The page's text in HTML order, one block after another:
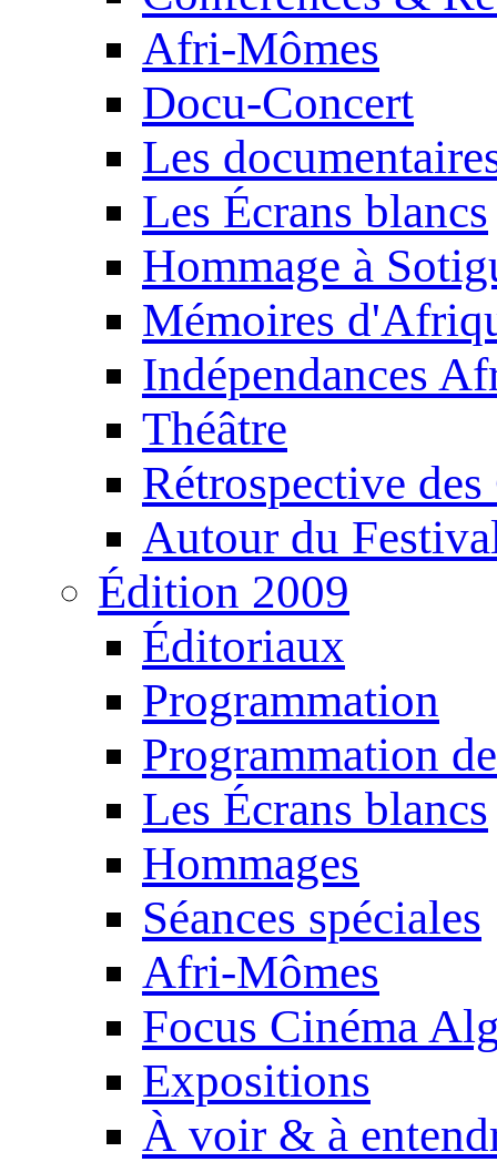
Afri-Mômes
Docu-Concert
Les
Les Écrans blancs
Hommage à
Mémoires
Indépendances
Théâtre
Rétrospective
Autour du
Édition 2009
Éditoriaux
Programmation
Programmation
Les Écrans blancs
Hommages
Séances spéciales
Afri-Mômes
Focus Cinéma
Expositions
À voir & à